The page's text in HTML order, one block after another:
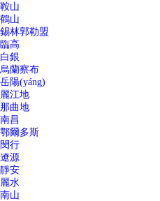
鞍山
鶴山
錫林郭勒盟
臨高
白銀
烏蘭察布
岳陽(yáng)
麗江地
那曲地
南昌
鄂爾多斯
閔行
遼源
靜安
麗水
南山